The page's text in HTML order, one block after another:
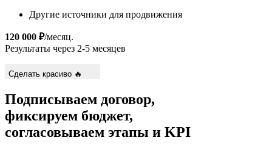
Другие источники для продвижения
120 000 ₽/месяц.
Результаты через 2-5 месяцев
Сделать красиво 🔥
Подписываем договор,
фиксируем бюджет,
согласовываем этапы и KPI